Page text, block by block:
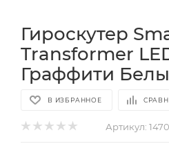
Гироскутер
Transformer
Граффити
В ИЗБРАННОЕ
Артикул: